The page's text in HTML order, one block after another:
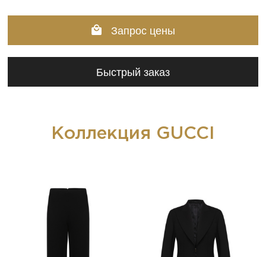
Запрос цены
Быстрый заказ
Коллекция GUCCI